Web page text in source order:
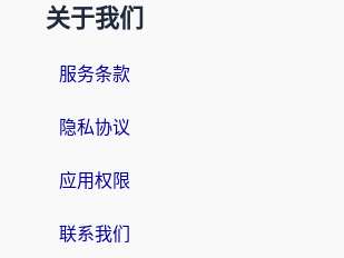
关于我们
服务条款
隐私协议
应用权限
联系我们